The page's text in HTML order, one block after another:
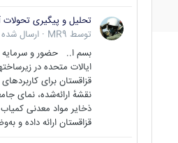
توسط MR9
· ارسال شده
بسم ا.. حضور و سرمایه
ایالات متحده در
قزاقستان برای
نقشهٔ ارائه‌شده، نمای
ذخایر مواد معدنی
قزاقستان ارائه داده و